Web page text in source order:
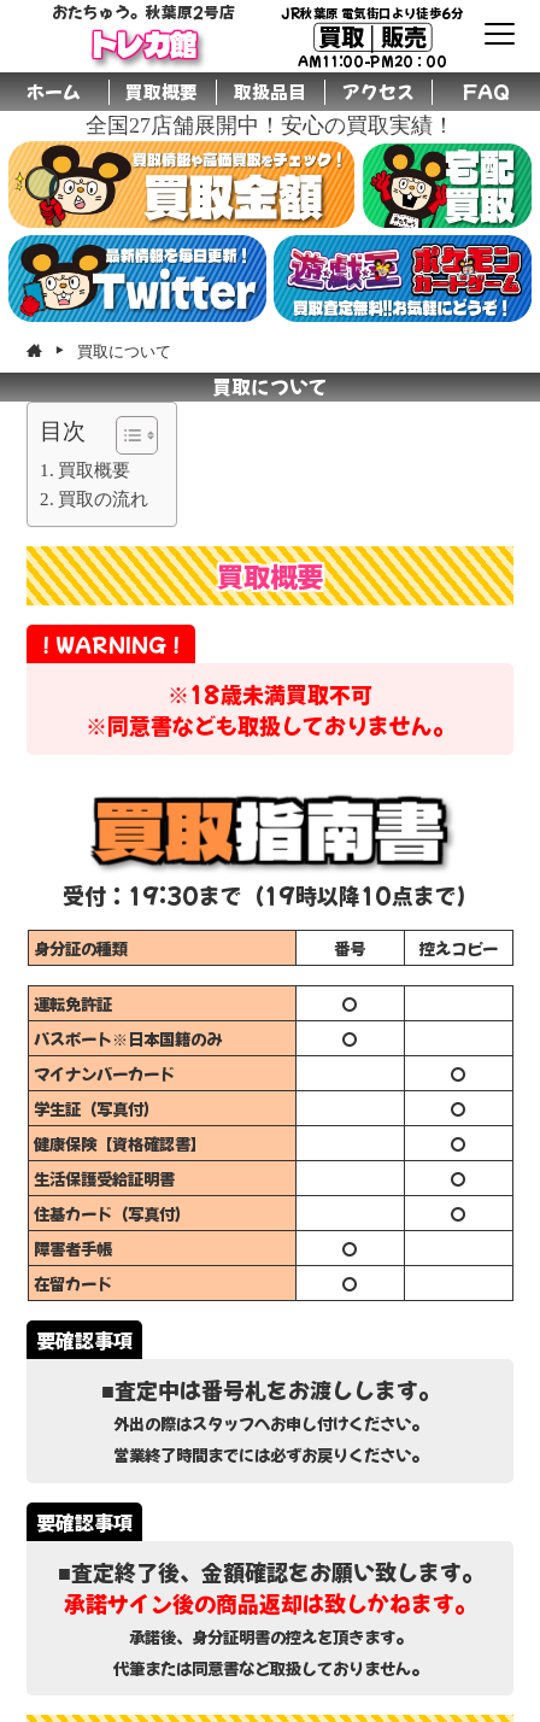
おたちゅう。秋葉原2号店
トレカ館
JR秋葉原 電気街口より徒歩6分
買取│販売
AM11:00-PM20：00
ホーム 買取概要 取扱品目 アクセス FAQ
全国27店舗展開中！安心の買取実績！
買取について
買取について
目次
買取概要
買取の流れ
買取概要
※18歳未満買取不可
※同意書なども取扱しておりません。
買取指南書
受付：19:30まで（19時以降10点まで）
身分証の種類 番号 控えコピー
運転免許証
〇
パスポート※日本国籍のみ
〇
マイナンバーカード
〇
学生証（写真付）
〇
健康保険【資格確認書】
〇
生活保護受給証明書
〇
住基カード（写真付）
〇
障害者手帳
〇
在留カード
〇
■査定中は番号札をお渡しします。
外出の際はスタッフへお申し付けください。
営業終了時間までには必ずお戻りください。
■査定終了後、金額確認をお願い致します。
承諾サイン後の商品返却は致しかねます。
承諾後、身分証明書の控えを頂きます。
代筆または同意書など取扱しておりません。